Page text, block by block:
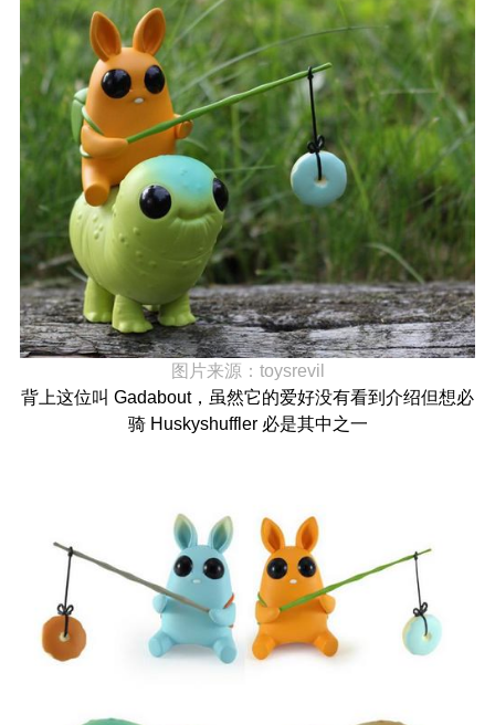
图片来源： toysrevil
背上这位叫 Gadabout，虽然它的爱好没有看到介绍但想必
骑 Huskyshuffler 必是其中之一